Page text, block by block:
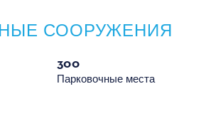
СООРУЖЕНИЯ
Парковочные места
300